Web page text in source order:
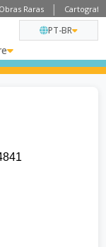
Obras Raras
PT-BR